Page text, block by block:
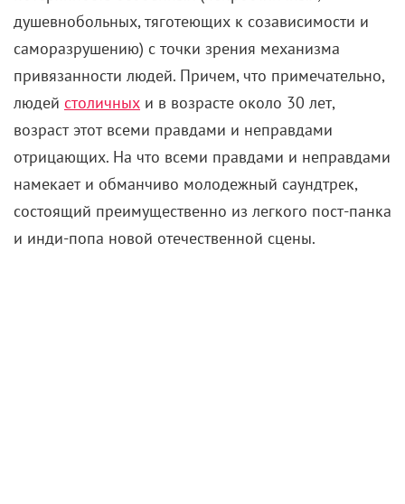
отрицающих. На что всеми правдами и неправдами
намекает и обманчиво молодежный саундтрек,
состоящий преимущественно из легкого пост-панка
и инди-попа новой отечественной сцены.